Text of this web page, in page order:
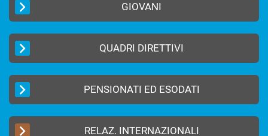
GIOVANI
QUADRI DIRETTIVI
PENSIONATI ED ESODATI
RELAZ. INTERNAZIONALI